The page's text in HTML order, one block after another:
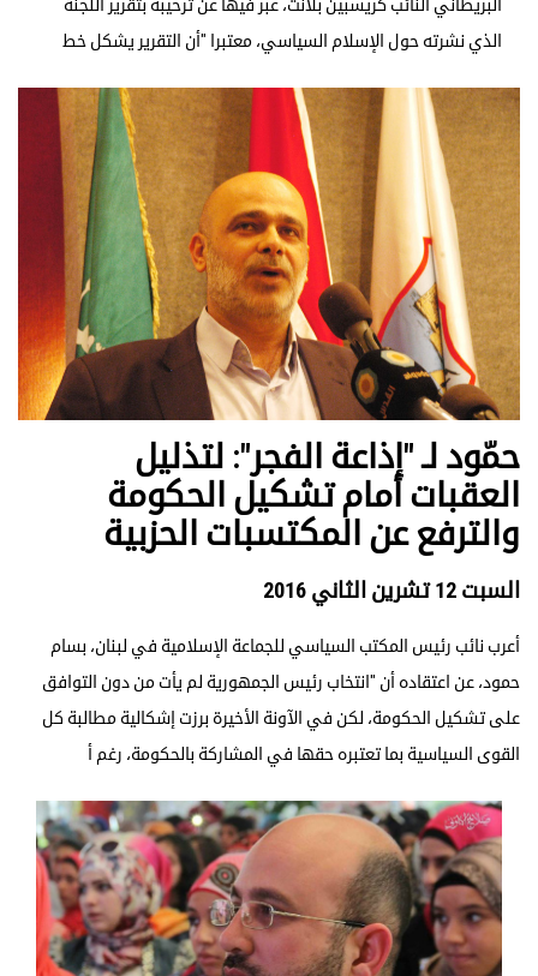
البريطاني النائب كريسبين بلانت، عبر فيها عن ترحيبه بتقرير اللجنة
الذي نشرته حول الإسلام السياسي، معتبرا "أن التقرير يشكل خط
حمّود لـ "إذاعة الفجر": لتذليل
العقبات أمام تشكيل الحكومة
والترفع عن المكتسبات الحزبية
السبت 12 تشرين الثاني 2016
أعرب نائب رئيس المكتب السياسي للجماعة الإسلامية في لبنان، بسام
حمود، عن اعتقاده أن "انتخاب رئيس الجمهورية لم يأت من دون التوافق
على تشكيل الحكومة، لكن في الآونة الأخيرة برزت إشكالية مطالبة كل
القوى السياسية بما تعتبره حقها في المشاركة بالحكومة، رغم أ